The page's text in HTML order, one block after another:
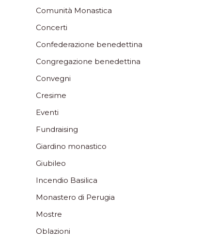
Comunità Monastica
Concerti
Confederazione benedettina
Congregazione benedettina
Convegni
Cresime
Eventi
Fundraising
Giardino monastico
Giubileo
Incendio Basilica
Monastero di Perugia
Mostre
Oblazioni